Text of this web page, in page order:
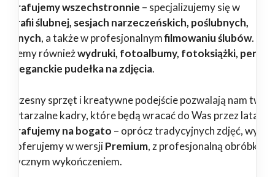
wszechstronnie – specjalizujemy się w
ślubnej, sesjach narzeczeńskich, poślubnych,
, a także w profesjonalnymfilmowaniu ślubów.
równieżwydruki, fotoalbumy, fotoksiążki,
eleganckie pudełka na zdjęcia.
sprzęt i kreatywne podejście pozwalają nam
kadry, które będą wracać do Was przez lata.
na bogato – oprócz tradycyjnych zdjęć,
oferujemy w wersjiPremium, z profesjonalną obróbką i
wykończeniem.